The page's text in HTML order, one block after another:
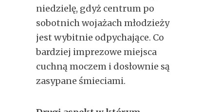
niedzielę, gdyż centrum po
sobotnich wojażach młodzieży
jest wybitnie odpychające. Co
bardziej imprezowe miejsca
cuchną moczem i dosłownie są
zasypane śmieciami.